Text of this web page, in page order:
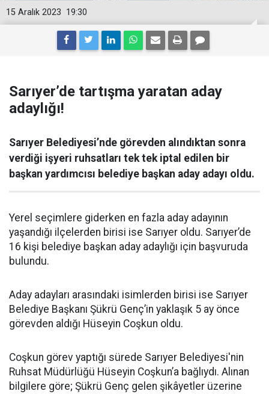
19:30
15 Aralık 2023
Sarıyer’de tartışma yaratan aday
adaylığı!
Sarıyer Belediyesi’nde görevden alındıktan sonra
verdiği işyeri ruhsatları tek tek iptal edilen bir
başkan yardımcısı belediye başkan aday adayı oldu.
Yerel seçimlere giderken en fazla aday adayının
yaşandığı ilçelerden birisi ise Sarıyer oldu. Sarıyer’de
16 kişi belediye başkan aday adaylığı için başvuruda
bulundu.
Aday adayları arasındaki isimlerden birisi ise Sarıyer
Belediye Başkanı Şükrü Genç’in yaklaşık 5 ay önce
görevden aldığı Hüseyin Coşkun oldu.
Coşkun görev yaptığı sürede Sarıyer Belediyesi'nin
Ruhsat Müdürlüğü Hüseyin Coşkun’a bağlıydı. Alınan
bilgilere göre; Şükrü Genç gelen şikâyetler üzerine